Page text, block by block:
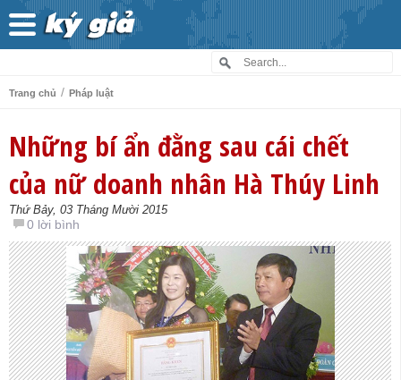
Trang chủ / Pháp luật
Những bí ẩn đằng sau cái chết
của nữ doanh nhân Hà Thúy Linh
Thứ Bảy, 03 Tháng Mười 2015
0 lời bình